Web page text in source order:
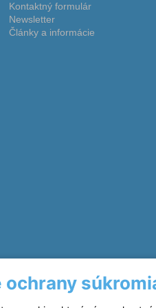
Kontaktný formulár
Newsletter
Články a informácie
ochrany